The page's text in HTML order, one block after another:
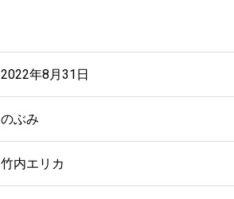
2022年8月31日
のぶみ
竹内エリカ